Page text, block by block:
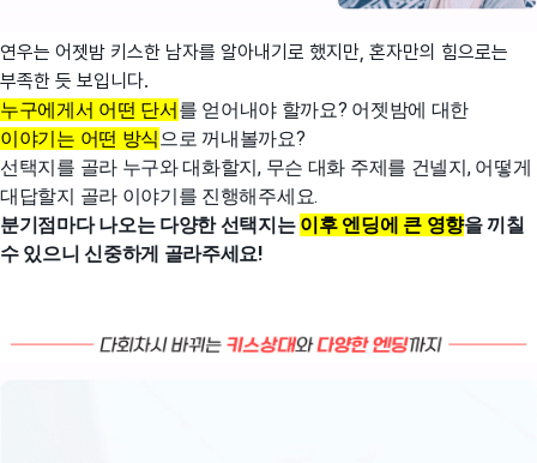
연우는 어젯밤 키스한 남자를 알아내기로 했지만, 혼자만의 힘으로는
부족한 듯 보입니다.
누구에게서 어떤 단서를 얻어내야 할까요? 어젯밤에 대한
이야기는 어떤 방식 으로 꺼내볼까요?
선택지를 골라 누구와 대화할지, 무슨 대화 주제를 건넬지, 어떻게
대답할지 골라 이야기를 진행해주세요.
분기점마다 나오는 다양한 선택지는 이후 엔딩에 큰 영향을 끼칠
수 있으니 신중하게 골라주세요!